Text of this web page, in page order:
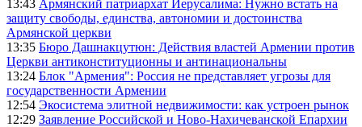
13:43 Армянский патриархат Иерусалима: Нужно встать на
защиту свободы, единства, автономии и достоинства
Армянской церкви
13:35 Бюро Дашнакцутюн: Действия властей Армении против
Церкви антиконституционны и антинациональны
13:24 Блок "Армения": Россия не представляет угрозы для
государственности Армении
12:54 Экосистема элитной недвижимости: как устроен рынок
12:29 Заявление Российской и Ново-Нахичеванской Епархии